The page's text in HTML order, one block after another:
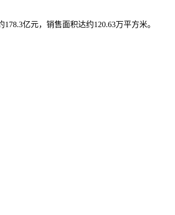
亿元，销售面积达约120.63万平方米。